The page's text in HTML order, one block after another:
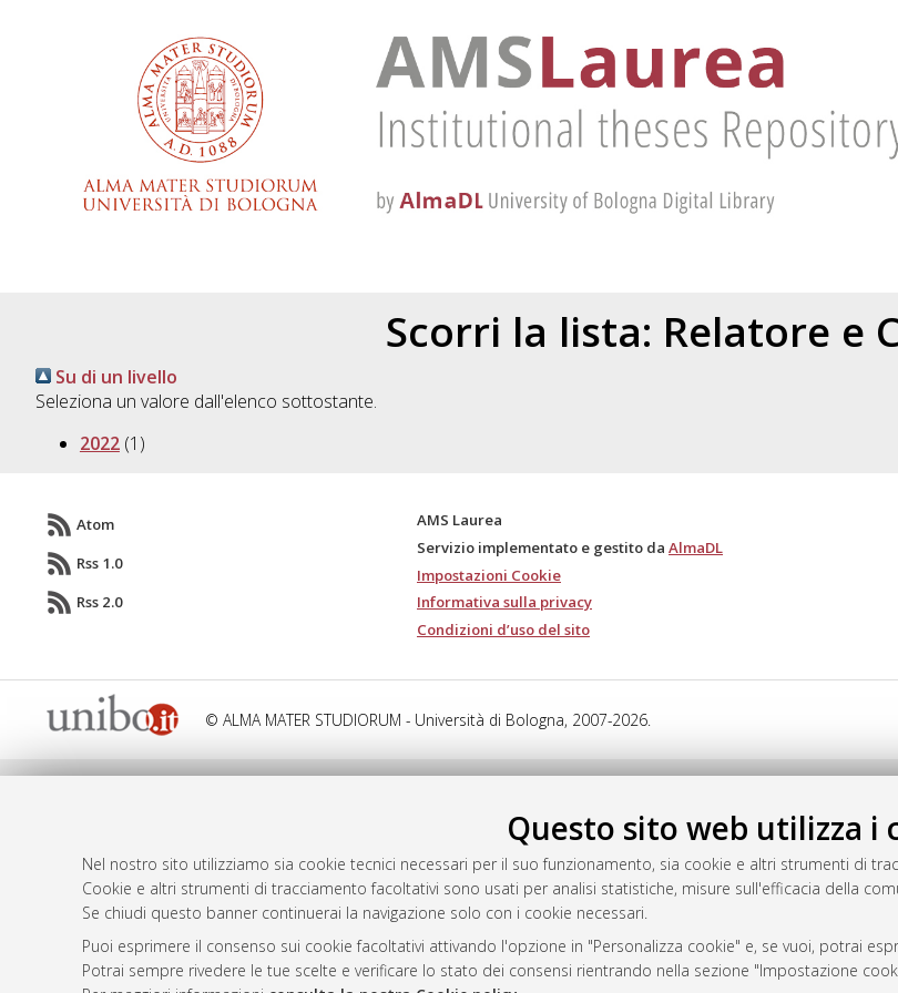
Questo sito web utilizza i
Nel nostro sito utilizziamo sia cookie tecnici necessari per il suo funzionamento, sia cookie e altri strumenti di
Cookie e altri strumenti di tracciamento facoltativi sono usati per analisi statistiche, misure sull'efficacia della
Se chiudi questo banner continuerai la navigazione solo con i cookie necessari.
Puoi esprimere il consenso sui cookie facoltativi attivando l'opzione in "Personalizza cookie" e, se vuoi, potrai
Potrai sempre rivedere le tue scelte e verificare lo stato dei consensi rientrando nella sezione "Impostazione
Scorri la lista: Relatore e
Su di un livello
Seleziona un valore dall'elenco sottostante.
2022(1)
Atom
Rss 1.0
Rss 2.0
AMS Laurea
Servizio implementato e gestito da AlmaDL
Impostazioni Cookie
Informativa sulla privacy
Condizioni d’uso del sito
© ALMA MATER STUDIORUM - Università di Bologna, 2007-2026.